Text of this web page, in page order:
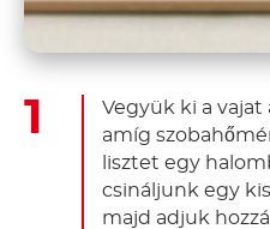
Vegyük ki a vajat
amíg
lisztet egy
csináljunk egy
majd adjuk